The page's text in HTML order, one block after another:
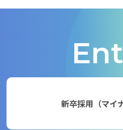
新卒採用（マイ